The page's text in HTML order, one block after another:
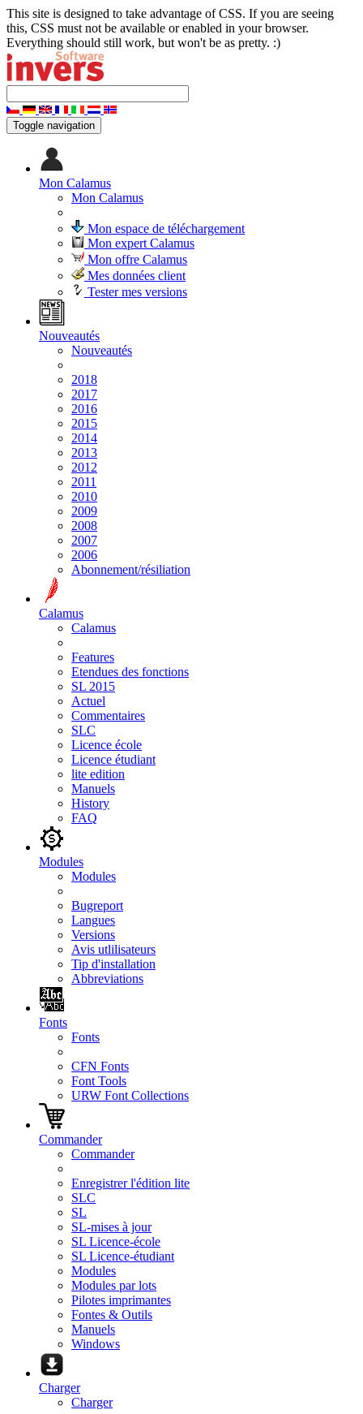
This site is designed to take advantage of CSS. If you are seeing
this, CSS must not be available or enabled in your browser.
Everything should still work, but won't be as pretty. :)
Toggle navigation
Mon Calamus
Mon Calamus
Mon espace de téléchargement
Mon expert Calamus
Mon offre Calamus
Mes données client
Tester mes versions
Nouveautés
Nouveautés
2018
2017
2016
2015
2014
2013
2012
2011
2010
2009
2008
2007
2006
Abonnement/résiliation
Calamus
Calamus
Features
Etendues des fonctions
SL 2015
Actuel
Commentaires
SLC
Licence école
Licence étudiant
lite edition
Manuels
History
FAQ
Modules
Modules
Bugreport
Langues
Versions
Avis utlilisateurs
Tip d'installation
Abbreviations
Fonts
Fonts
CFN Fonts
Font Tools
URW Font Collections
Commander
Commander
Enregistrer l'édition lite
SLC
SL
SL-mises à jour
SL Licence-école
SL Licence-étudiant
Modules
Modules par lots
Pilotes imprimantes
Fontes & Outils
Manuels
Windows
Charger
Charger